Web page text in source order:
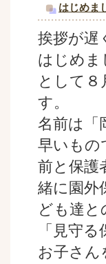
はじめま
挨拶が遅
はじめま
として
す。
名前は「
早いもの
前と保護
緒に園外
ども達
「見守
お子さん